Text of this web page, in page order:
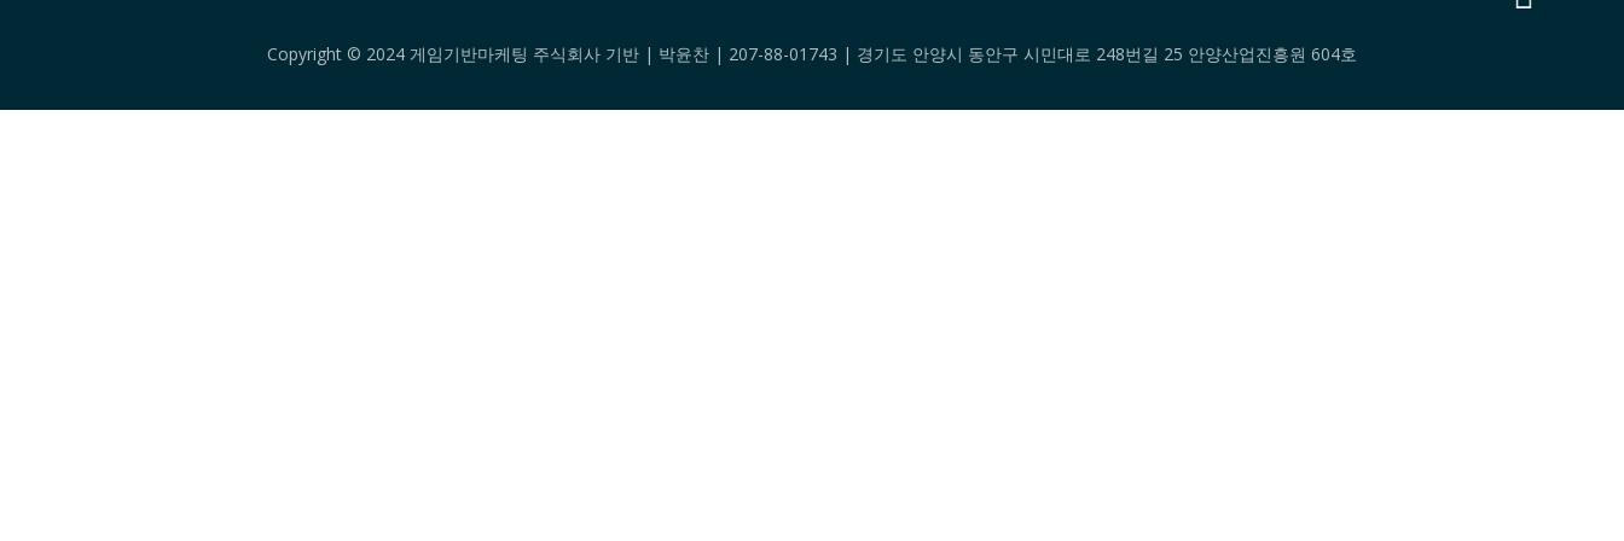
Copyright © 2024 게임기반마케팅 주식회사 기반 | 박윤찬 | 207-88-01743 | 경기도 안양시 동안구 시민대로 248번길 25 안양산업진흥원 604호